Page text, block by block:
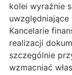
kolei wyraźnie
Kancelarie
realizacji
szczególnie
wzmacniać